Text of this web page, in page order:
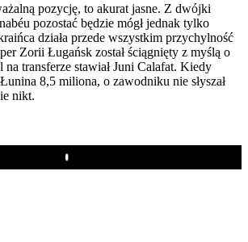
pozycję, to akurat jasne. Z dwójki
pozostać będzie mógł jednak tylko
działa przede wszystkim przychylność
Zorii Ługańsk został ściągnięty z myślą o
na transferze stawiał Juni Calafat. Kiedy
8,5 miliona, o zawodniku nie słyszał
nikt.
Play